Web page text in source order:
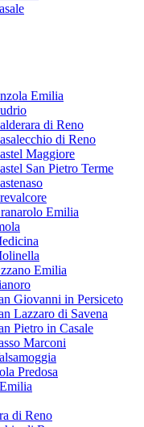
Emilia
di Reno
di Reno
Maggiore
San Pietro Terme
Emilia
Emilia
Giovanni in Persiceto
Lazzaro di Savena
Pietro in Casale
Marconi
Predosa
di Reno